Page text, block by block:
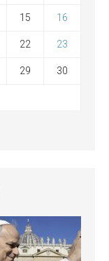
15 16
22 23
29 30